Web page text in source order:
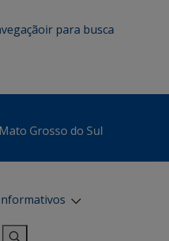
ir para busca
Grosso do Sul